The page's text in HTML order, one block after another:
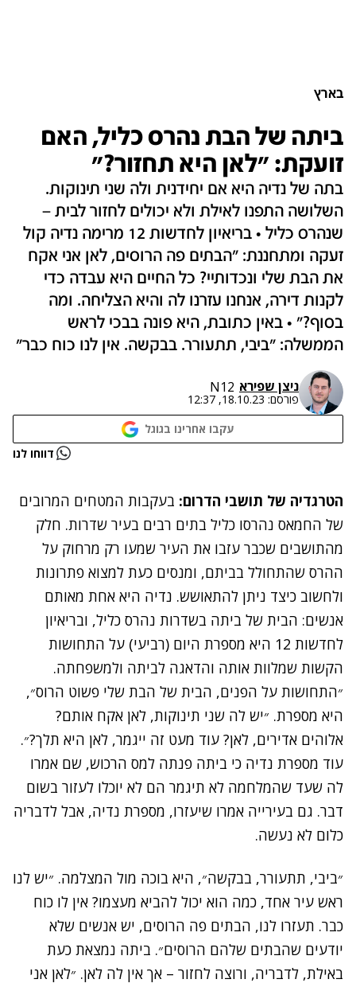
בארץ
ביתה של הבת נהרס כליל, האם
זועקת: ״לאן היא תחזור?״
בתה של נדיה היא אם יחידנית ולה שני תינוקות.
השלושה התפנו לאילת ולא יכולים לחזור לבית –
שנהרס כליל • בריאיון לחדשות 12 מרימה נדיה קול
זעקה ומתחננת: ״הבתים פה הרוסים, לאן אני אקח
את הבת שלי ונכדותיי? כל החיים היא עבדה כדי
לקנות דירה, אנחנו עזרנו לה והיא הצליחה. ומה
בסוף?״ • באין כתובת, היא פונה בבכי לראש
הממשלה: ״ביבי, תתעורר. בבקשה. אין לנו כוח כבר״
ניצן שפירא N12
פורסם: 18.10.23, 12:37
עקבו אחרינו בגוגל
נתקלנו בבעיה דווחו לנו
הטרגדיה של תושבי הדרום: בעקבות המטחים המרובים
של החמאס נהרסו כליל בתים רבים בעיר שדרות. חלק
מהתושבים שכבר עזבו את העיר שמעו רק מרחוק על
ההרס שהתחולל בביתם, ומנסים כעת למצוא פתרונות
ולחשוב כיצד ניתן להתאושש. נדיה היא אחת מאותם
אנשים: הבית של ביתה בשדרות נהרס כליל, ובריאיון
לחדשות 12 היא מספרת היום (רביעי) על התחושות
הקשות שמלוות אותה והדאגה לביתה ולמשפחתה.
״התחושות על הפנים, הבית של הבת שלי פשוט הרוס״,
היא מספרת. ״יש לה שני תינוקות, לאן אקח אותם?
אלוהים אדירים, לאן? עוד מעט זה ייגמר, לאן היא תלך?״.
עוד מספרת נדיה כי ביתה פנתה למס הרכוש, שם אמרו
לה שעד שהמלחמה לא תיגמר הם לא יוכלו לעזור בשום
דבר. גם בעירייה אמרו שיעזרו, מספרת נדיה, אבל לדבריה
כלום לא נעשה.
״ביבי, תתעורר, בבקשה״, היא בוכה מול המצלמה. ״יש לנו
ראש עיר אחד, כמה הוא יכול להביא מעצמו? אין לו כוח
כבר. תעזרו לנו, הבתים פה הרוסים, יש אנשים שלא
יודעים שהבתים שלהם הרוסים״. ביתה נמצאת כעת
באילת, לדבריה, ורוצה לחזור – אך אין לה לאן. ״לאן אני